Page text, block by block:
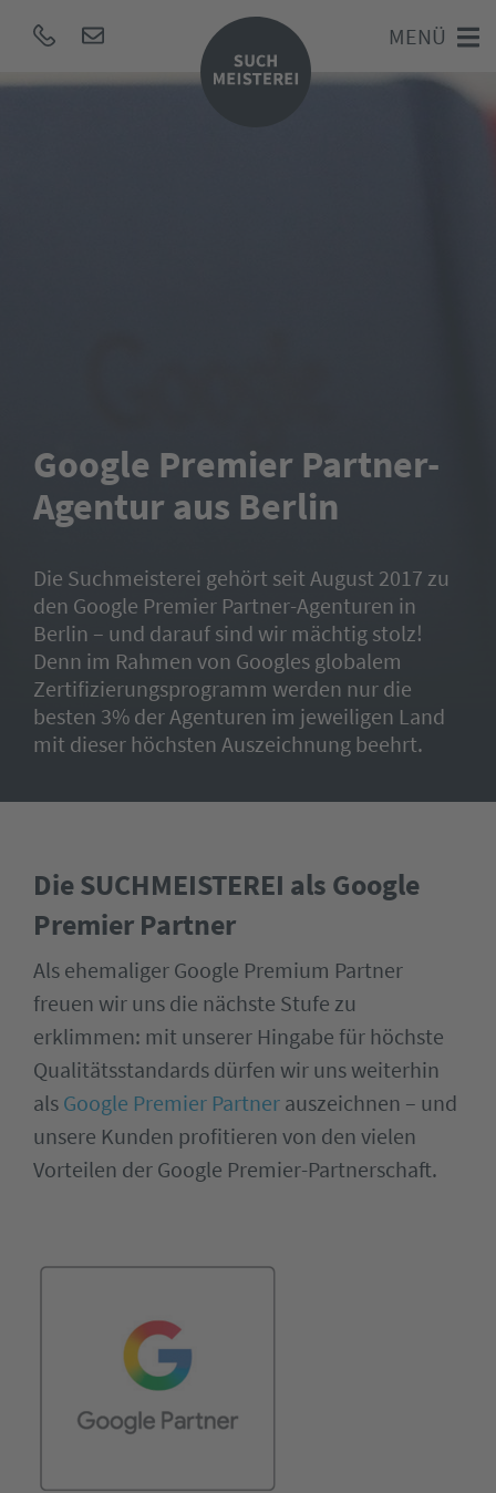
MENÜ
Google Premier Partner-
Agentur aus Berlin
Die Suchmeisterei gehört seit August 2017 zu
den Google Premier Partner-Agenturen in
Berlin – und darauf sind wir mächtig stolz!
Denn im Rahmen von Googles globalem
Zertifizierungsprogramm werden nur die
besten 3% der Agenturen im jeweiligen Land
mit dieser höchsten Auszeichnung beehrt.
Die SUCHMEISTEREI als Google
Premier Partner
Als ehemaliger Google Premium Partner
freuen wir uns die nächste Stufe zu
erklimmen: mit unserer Hingabe für höchste
Qualitätsstandards dürfen wir uns weiterhin
als Google Premier Partner auszeichnen – und
unsere Kunden profitieren von den vielen
Vorteilen der Google Premier-Partnerschaft.